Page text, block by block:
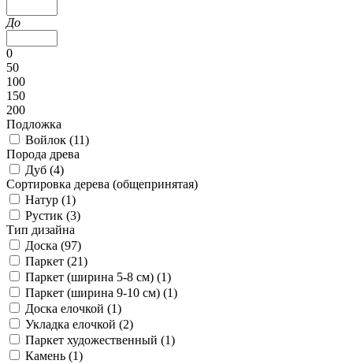
До
0
50
100
150
200
Подложка
Войлок (11)
Порода древа
Дуб (4)
Сортировка дерева (общепринятая)
Натур (1)
Рустик (3)
Тип дизайна
Доска (97)
Паркет (21)
Паркет (ширина 5-8 см) (1)
Паркет (ширина 9-10 см) (1)
Доска елочкой (1)
Укладка елочкой (2)
Паркет художественный (1)
Камень (1)